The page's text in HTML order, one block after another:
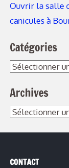
Ouvrir la salle
canicules à
Catégories
Archives
CONTACT